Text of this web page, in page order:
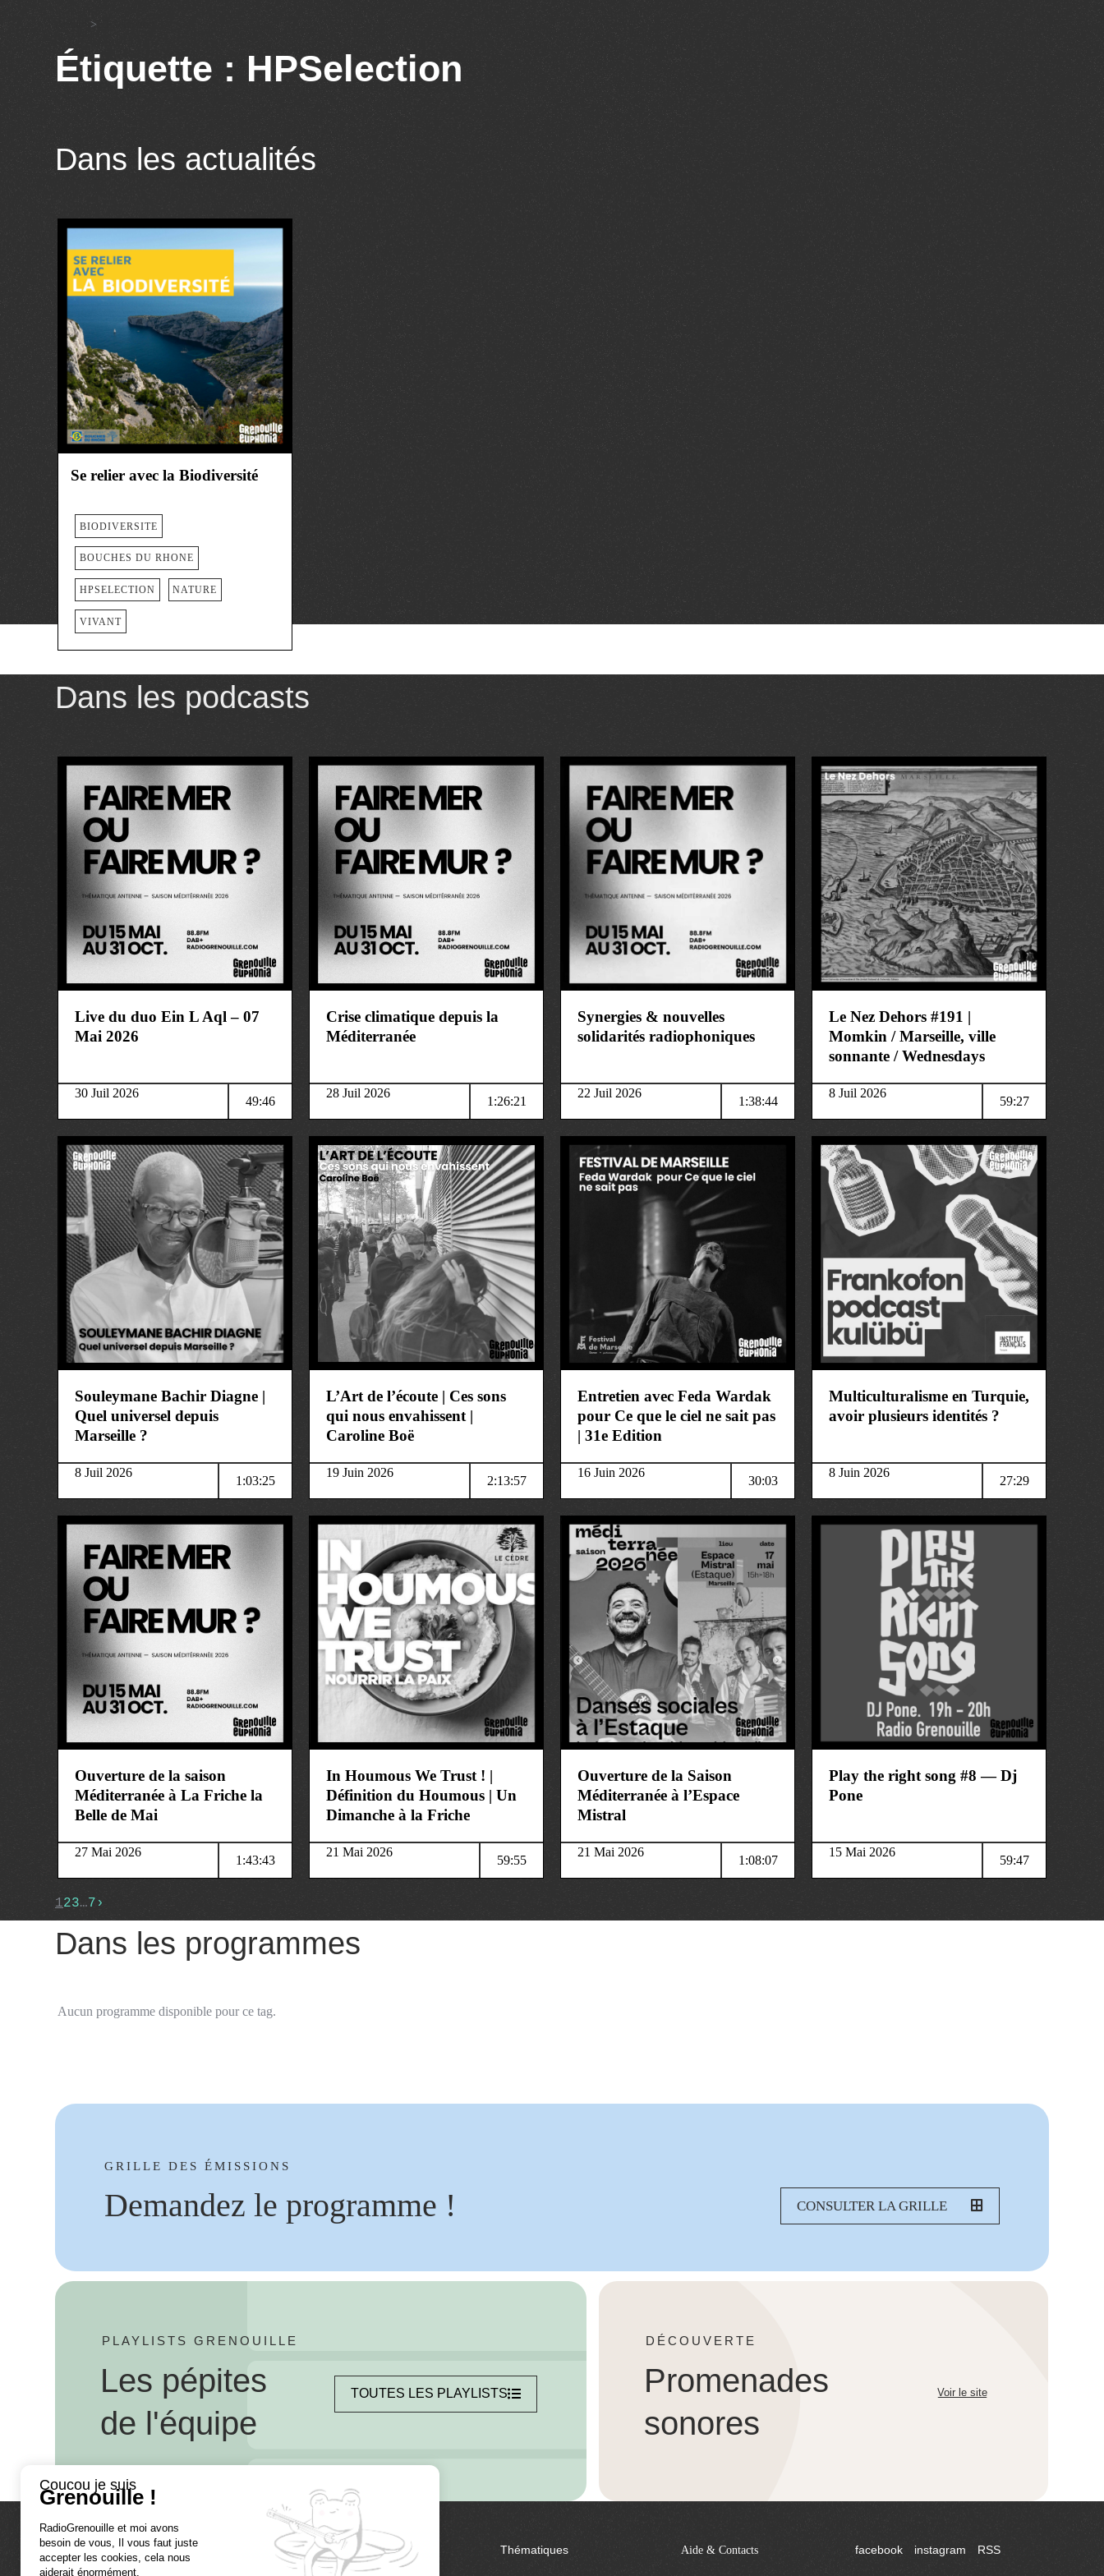
>
Étiquette : HPSelection
Dans les actualités
Se relier avec la Biodiversité
BIODIVERSITE
BOUCHES DU RHONE
HPSELECTION NATURE
VIVANT
Dans les podcasts
Live du duo Ein L Aql – 07
Mai 2026
30 Juil 2026
49:46
Crise climatique depuis la
Méditerranée
28 Juil 2026
1:26:21
Synergies & nouvelles
solidarités radiophoniques
22 Juil 2026
1:38:44
Le Nez Dehors #191 |
Momkin / Marseille, ville
sonnante / Wednesdays
8 Juil 2026
59:27
Souleymane Bachir Diagne |
Quel universel depuis
Marseille ?
8 Juil 2026
1:03:25
L’Art de l’écoute | Ces sons
qui nous envahissent |
Caroline Boë
19 Juin 2026
2:13:57
Entretien avec Feda Wardak
pour Ce que le ciel ne sait pas
| 31e Edition
16 Juin 2026
30:03
Multiculturalisme en Turquie,
avoir plusieurs identités ?
8 Juin 2026
27:29
Ouverture de la saison
Méditerranée à La Friche la
Belle de Mai
27 Mai 2026
1:43:43
In Houmous We Trust ! |
Définition du Houmous | Un
Dimanche à la Friche
21 Mai 2026
59:55
Ouverture de la Saison
Méditerranée à l’Espace
Mistral
21 Mai 2026
1:08:07
Play the right song #8 — Dj
Pone
15 Mai 2026
59:47
123…7 ›
Dans les programmes
Aucun programme disponible pour ce tag.
GRILLE DES ÉMISSIONS
Demandez le programme ! CONSULTER LA GRILLE
PLAYLISTS GRENOUILLE
Les pépites
de l'équipe
TOUTES LES PLAYLISTS
DÉCOUVERTE
Promenades
sonores
Voir le site
La radio Thématiques Aide & Contacts facebook instagram RSS
Coucou je suis
Grenouille !
RadioGrenouille et moi avons
besoin de vous, Il vous faut juste
accepter les cookies, cela nous
aiderait énormément.